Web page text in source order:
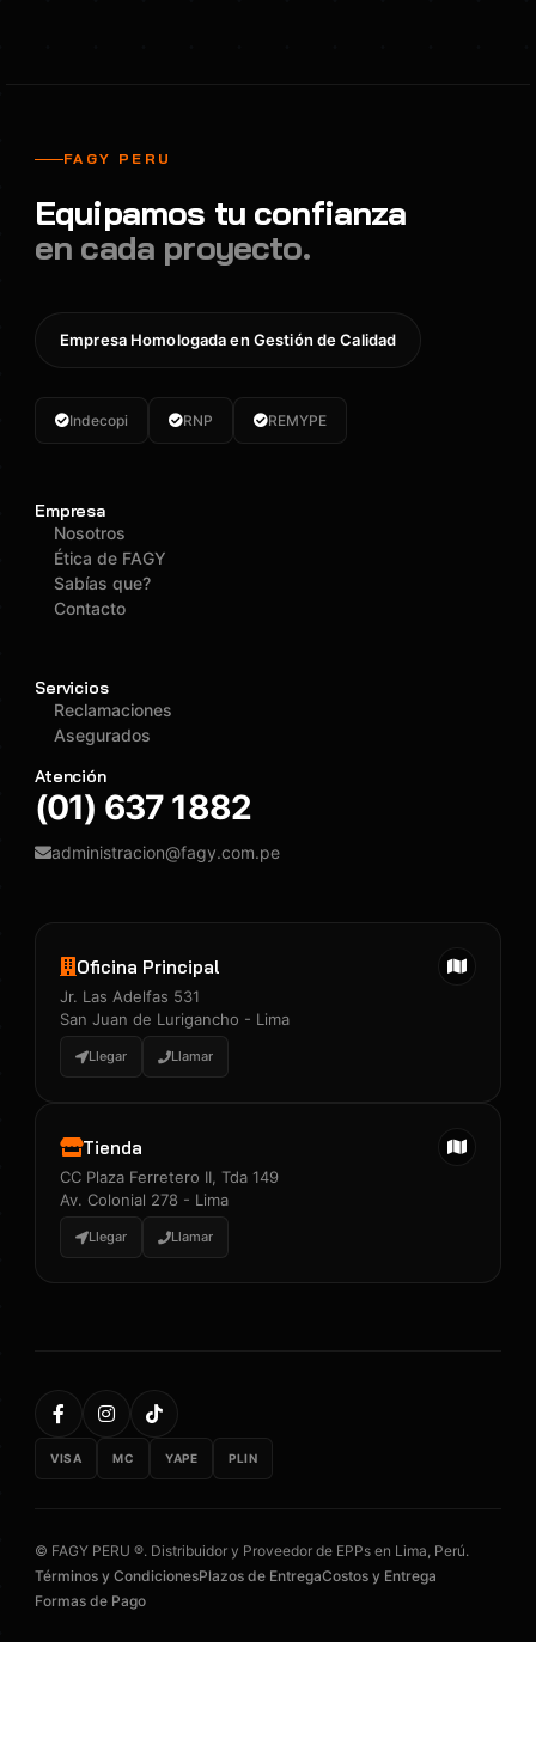
FAGY PERU
Equipamos tu confianza
en cada proyecto.
Empresa Homologada en Gestión de Calidad
Indecopi RNP REMYPE
Empresa
Nosotros
Ética de FAGY
Sabías que?
Contacto
Servicios
Reclamaciones
Asegurados
Atención
(01) 637 1882
administracion@fagy.com.pe
Oficina Principal
Jr. Las Adelfas 531
San Juan de Lurigancho - Lima
Llegar Llamar
Tienda
CC Plaza Ferretero II, Tda 149
Av. Colonial 278 - Lima
Llegar Llamar
VISA MC YAPE PLIN
© FAGY PERU ®. Distribuidor y Proveedor de EPPs en Lima, Perú.
Términos y CondicionesPlazos de EntregaCostos y Entrega
Formas de Pago